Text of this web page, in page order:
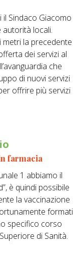
Sindaco Giacomo
autorità locali.
la precedente
dei servizi al
che
di nuovi servizi
offrire più servizi
farmacia
1 abbiamo il
è quindi possibile
la vaccinazione
formati
specifico corso
di Sanità.